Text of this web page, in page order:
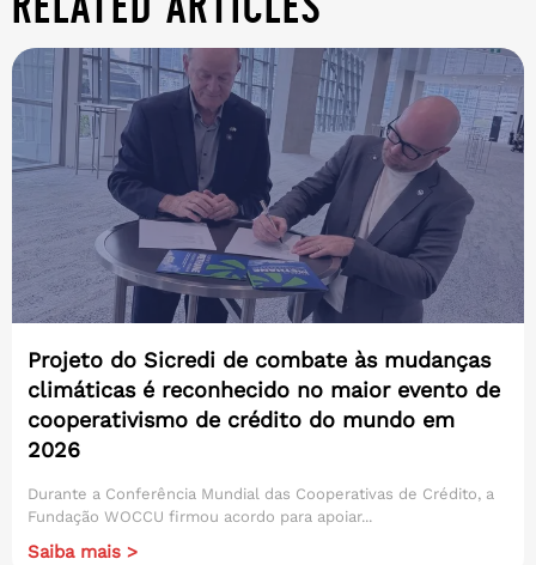
Projeto do Sicredi de combate às mudanças
climáticas é reconhecido no maior evento de
cooperativismo de crédito do mundo em
2026
Durante a Conferência Mundial das Cooperativas de Crédito, a
Fundação WOCCU firmou acordo para apoiar...
Saiba mais >